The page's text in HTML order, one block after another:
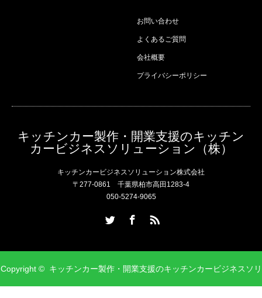
お問い合わせ
よくあるご質問
会社概要
プライバシーポリシー
キッチンカー製作・開業支援のキッチン
カービジネスソリューション（株）
キッチンカービジネスソリューション株式会社
〒277-0861 千葉県柏市高田1283-4
050-5274-9065
Copyright © キッチンカー製作・開業支援のキッチンカービジネスソリ